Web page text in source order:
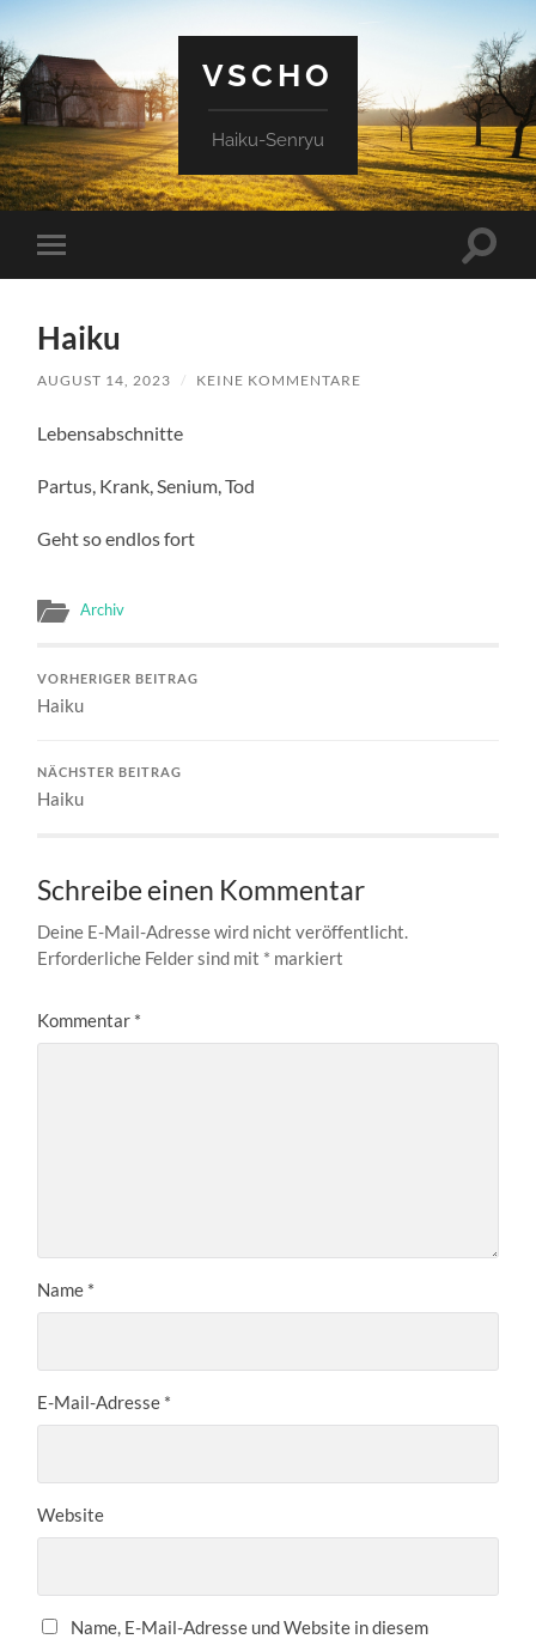
VSCHO
Haiku-Senryu
Mobile-
Menü
Haiku
AUGUST 14, 2023 / KEINE KOMMENTARE
Lebensabschnitte
Partus, Krank, Senium, Tod
Geht so endlos fort
Archiv
VORHERIGER BEITRAG
Haiku
NÄCHSTER BEITRAG
Haiku
Schreibe einen Kommentar
Deine E-Mail-Adresse wird nicht veröffentlicht.
Erforderliche Felder sind mit * markiert
Kommentar *
Name *
E-Mail-Adresse *
Website
Name, E-Mail-Adresse und Website in diesem